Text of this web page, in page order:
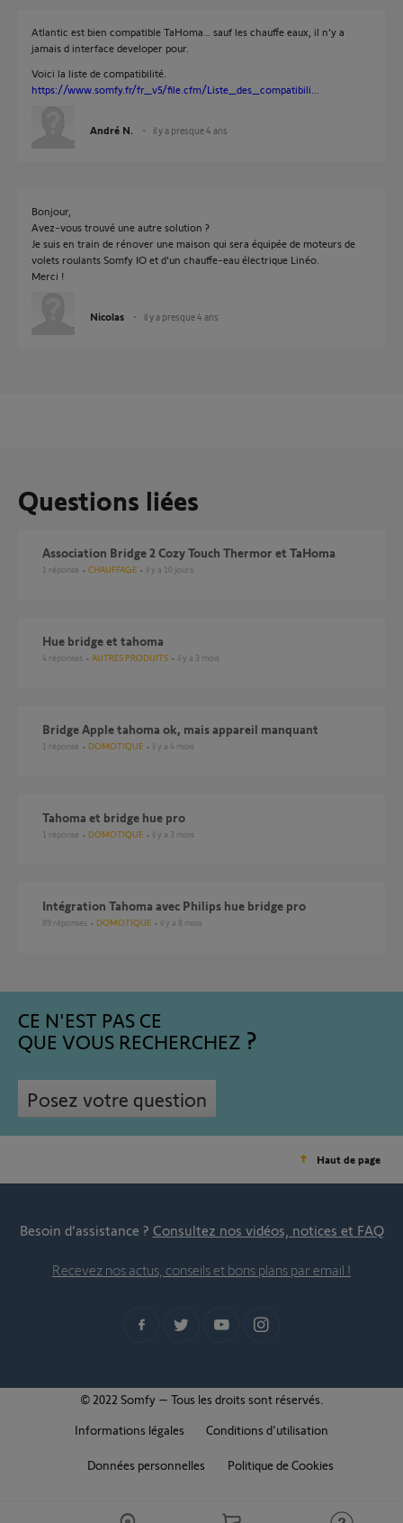
Atlantic est bien compatible TaHoma… sauf les chauffe eaux, il n’y a
jamais d interface developer pour.
Voici la liste de compatibilité.
https://www.somfy.fr/fr_v5/file.cfm/Liste_des_compatibili...
André N. il y a presque 4 ans
Bonjour,
Avez-vous trouvé une autre solution ?
Je suis en train de rénover une maison qui sera équipée de moteurs de
volets roulants Somfy IO et d'un chauffe-eau électrique Linéo.
Merci !
Nicolas il y a presque 4 ans
Questions liées
Association Bridge 2 Cozy Touch Thermor et TaHoma
1 réponse CHAUFFAGE il y a 10 jours
Hue bridge et tahoma
4 réponses AUTRES PRODUITS il y a 3 mois
Bridge Apple tahoma ok, mais appareil manquant
1 réponse DOMOTIQUE il y a 4 mois
Tahoma et bridge hue pro
1 réponse DOMOTIQUE il y a 3 mois
Intégration Tahoma avec Philips hue bridge pro
89 réponses DOMOTIQUE il y a 8 mois
CE N'EST PAS CE
QUE VOUS RECHERCHEZ
Posez votre question
Haut de page
Besoin d’assistance ? Consultez nos vidéos, notices et FAQ
Recevez nos actus, conseils et bons plans par email !
© 2022 Somfy – Tous les droits sont réservés.
Informations légales
Conditions d'utilisation
Données personnelles Politique de Cookies